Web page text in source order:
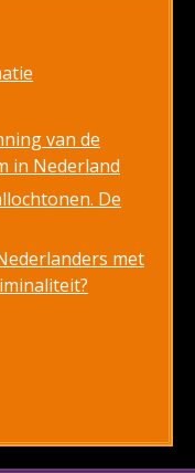
van de
in Nederland
De
met